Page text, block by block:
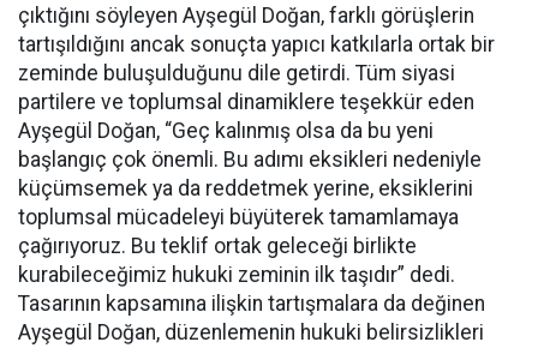
çıktığını söyleyen Ayşegül Doğan, farklı görüşlerin
tartışıldığını ancak sonuçta yapıcı katkılarla ortak bir
zeminde buluşulduğunu dile getirdi. Tüm siyasi
partilere ve toplumsal dinamiklere teşekkür eden
Ayşegül Doğan, “Geç kalınmış olsa da bu yeni
başlangıç çok önemli. Bu adımı eksikleri nedeniyle
küçümsemek ya da reddetmek yerine, eksiklerini
toplumsal mücadeleyi büyüterek tamamlamaya
çağırıyoruz. Bu teklif ortak geleceği birlikte
kurabileceğimiz hukuki zeminin ilk taşıdır” dedi.
Tasarının kapsamına ilişkin tartışmalara da değinen
Ayşegül Doğan, düzenlemenin hukuki belirsizlikleri